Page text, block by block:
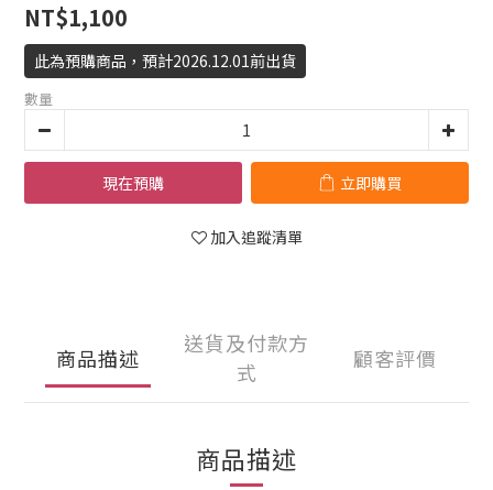
NT$1,100
此為預購商品，預計2026.12.01前出貨
數量
現在預購 立即購買
加入追蹤清單
商品描述
送貨及付款方
式
顧客評價
商品描述